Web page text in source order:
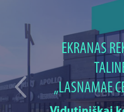
EKRANAS
„LASNAMAE